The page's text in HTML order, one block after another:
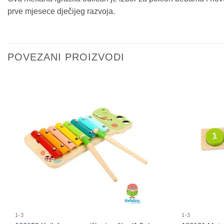
prve mjesece dječijeg razvoja.
POVEZANI PROIZVODI
1-3 1-3